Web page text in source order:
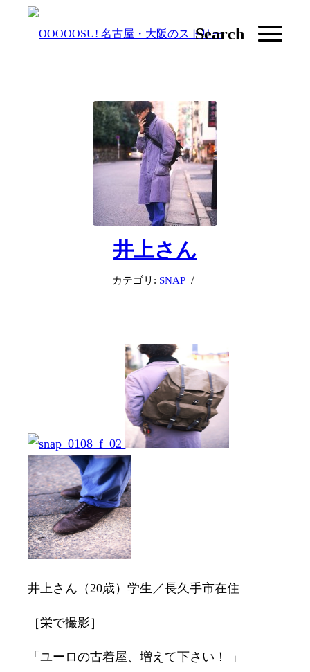
Search
井上さん
カテゴリ: SNAP /
井上さん（20歳）学生／長久手市在住
［栄で撮影］
「ユーロの古着屋、増えて下さい！ 」